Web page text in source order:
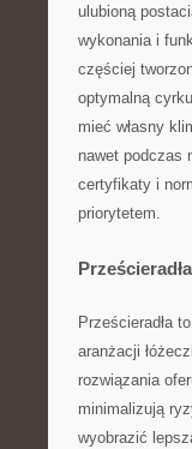
ulubioną
wykonania i
częściej
optymalną
mieć własny
nawet podczas
certyfikaty i
priorytetem.
Prześcieradła
aranżacji
rozwiązania
minimalizują
wyobrazić